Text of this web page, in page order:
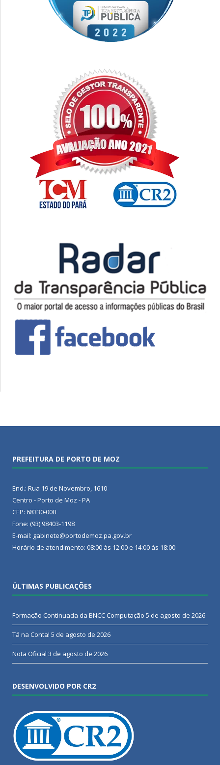
PREFEITURA DE PORTO DE MOZ
End.: Rua 19 de Novembro, 1610
Centro - Porto de Moz - PA
CEP: 68330-000
Fone: (93) 98403-1198
E-mail: gabinete@portodemoz.pa.gov.br
Horário de atendimento: 08:00 às 12:00 e 14:00 às 18:00
ÚLTIMAS PUBLICAÇÕES
Formação Continuada da BNCC Computação 5 de agosto de 2026
Tá na Conta! 5 de agosto de 2026
Nota Oficial 3 de agosto de 2026
DESENVOLVIDO POR CR2